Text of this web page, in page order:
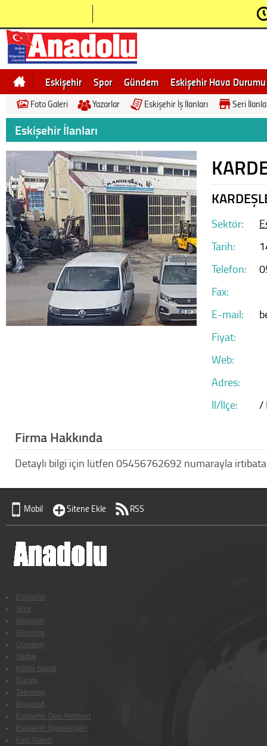
Eskişehir Spor Gündem
Eskişehir Hava Durumu
Bilecik
Ne demek Eskişehir Gezi Rehberi
Foto Galeri Yazarlar Eskişehir İş İlanları Seri
Eskişehir İlanları
Sektör:
Tarih:
Telefon:
Fax:
E-mail:
Fiyat:
Web:
Adres:
İl/İlçe:
/
Firma Hakkında
Detaylı bilgi için lütfen 05456762692 numarayla
Mobil Sitene Ekle RSS
Eskişehir
Spor
Magazin
Ekonomi
Gündem
Sağlık
Kültür Sanat
Dünya
Teknoloji
Biyografi
Eskişehir Gezi Rehberi
Eskişehir Siyasetçileri
Foto Galeri